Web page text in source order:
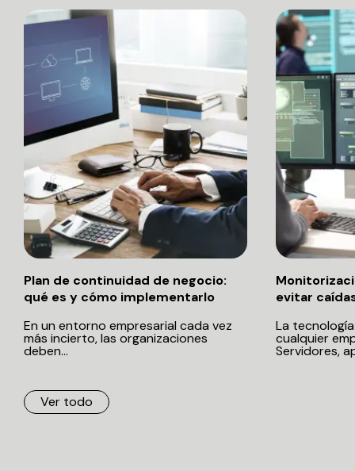
Monitorización informática: cómo
evitar caídas en tu empresa
La tecnología es el corazón de
cualquier empresa moderna.
Servidores, aplicaciones,...
Qué es un
por qué tu
La
convertido
para...
Ver todo